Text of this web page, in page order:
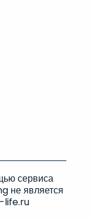
сервиса
не является
life.ru